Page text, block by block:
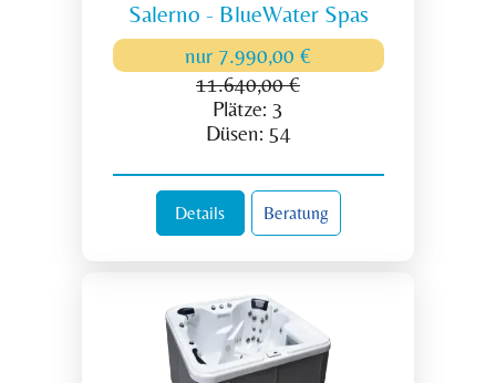
Salerno - BlueWater Spas
nur 7.990,00 €
11.640,00 €
Plätze: 3
Düsen: 54
Details Beratung